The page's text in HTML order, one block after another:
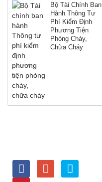
Bộ Tài Chính Ban
Hành Thông Tư
Phí Kiểm Định
Phương Tiện
Phòng Cháy,
Chữa Cháy